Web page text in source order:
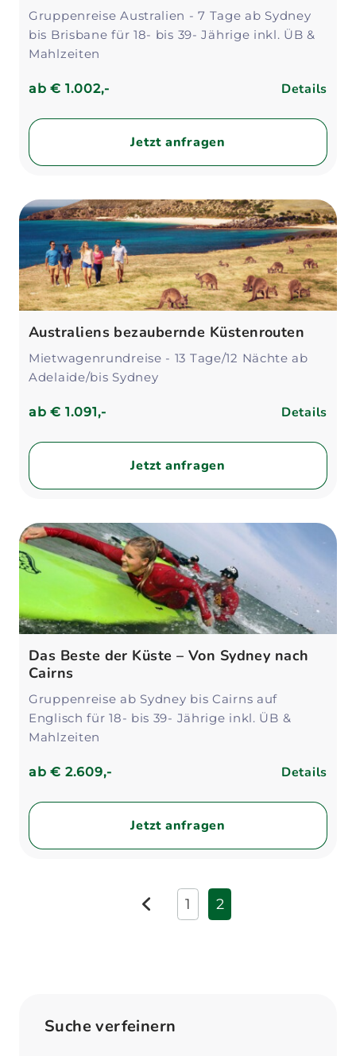
Gruppenreise Australien - 7 Tage ab Sydney
bis Brisbane für 18- bis 39- Jährige inkl. ÜB &
Mahlzeiten
ab€ 1.002,- Details
Jetzt anfragen
Australiens bezaubernde Küstenrouten
Mietwagenrundreise - 13 Tage/12 Nächte ab
Adelaide/bis Sydney
ab€ 1.091,- Details
Jetzt anfragen
Das Beste der Küste – Von Sydney nach
Cairns
Gruppenreise ab Sydney bis Cairns auf
Englisch für 18- bis 39- Jährige inkl. ÜB &
Mahlzeiten
ab€ 2.609,- Details
Jetzt anfragen
zurück
1 2
Suche verfeinern